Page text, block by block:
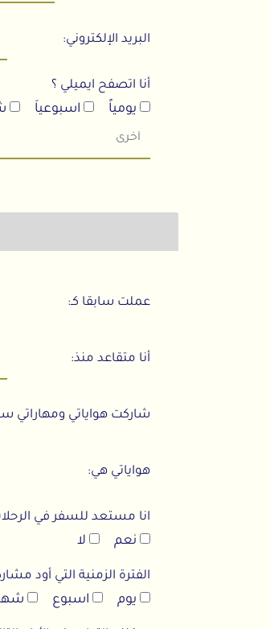
البريد الإلكتروني:
أنا اتصفح ايميلي ؟
يومياً اسبوعياَ
عملت سابقا كـ:
أنا متقاعد منذ:
شاركت هواياتي ومهاراتي
هواياتي هي:
انا مستعد للسفر في
نعم لا
الفترة الزمنية التي أود
يوم اسبوع شهر